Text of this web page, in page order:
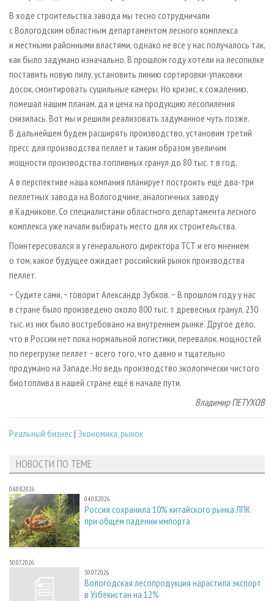
В ходе строительства завода мы тесно сотрудничали
с Вологодским областным департаментом лесного комплекса
и местными районными властями, однако не все у нас получалось так,
как было задумано изначально. В прошлом году хотели на лесопилке
поставить новую пилу, установить линию сортировки-упаковки
досок, смонтировать сушильные камеры. Но кризис, к сожалению,
помешал нашим планам, да и цена на продукцию лесопиления
снизилась. Вот мы и решили реализовать задуманное чуть позже.
В дальнейшем будем расширять производство, установим третий
пресс для производства пеллет и таким образом увеличим
мощности производства топливных гранул до 80 тыс. т в год.
А в перспективе наша компания планирует построить ещё два-три
пеллетных завода на Вологодчине, аналогичных заводу
в Кадникове. Со специалистами областного департамента лесного
комплекса уже начали выбирать место для их строительства.
Поинтересовался я у генерального директора ТСТ и его мнением
о том, какое будущее ожидает российский рынок производства
пеллет.
− Судите сами, − говорит Александр Зубков. − В прошлом году у нас
в стране было произведено около 800 тыс. т древесных гранул, 230
тыс. из них было востребовано на внутреннем рынке. Другое дело,
что в России нет пока нормальной логистики, перевалок, мощностей
по перегрузке пеллет − всего того, что давно и тщательно
продумано на Западе. Но ведь производство экологически чистого
биотоплива в нашей стране ещё в начале пути.
Владимир ПЕТУХОВ
Реальный бизнес| Экономика, рынок
НОВОСТИ ПО ТЕМЕ
04.08.2026
04.08.2026
Россия сохранила 10% китайского рынка ЛПК
при общем падении импорта
30.07.2026
30.07.2026
Вологодская лесопродукция нарастила экспорт
в Узбекистан на 12%